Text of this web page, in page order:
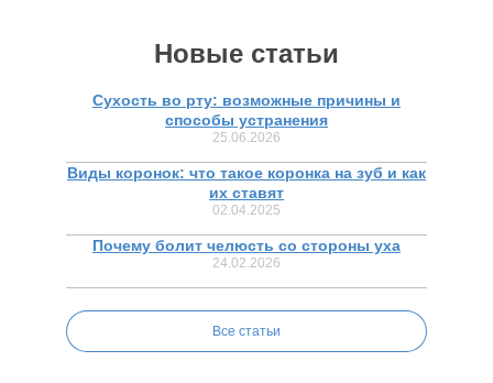
Новые статьи
Сухость во рту: возможные причины и
способы устранения
25.06.2026
Виды коронок: что такое коронка на зуб и как
их ставят
02.04.2025
Почему болит челюсть со стороны уха
24.02.2026
Все статьи